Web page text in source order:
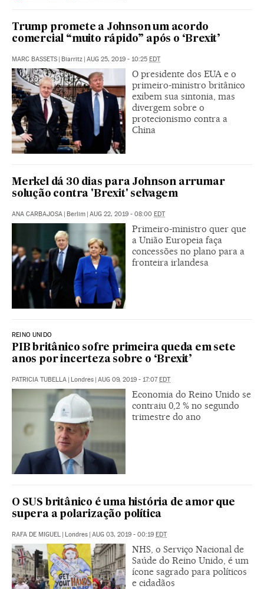
Trump promete a Johnson um acordo
comercial “muito rápido” após o ‘Brexit’
MARC BASSETS | Biarritz | AUG 25, 2019 - 10:25 EDT
O presidente dos EUA e o
primeiro-ministro britânico
exibem sua sintonia, mas
divergem sobre o
protecionismo contra a
China
Merkel dá 30 dias para Johnson arrumar
solução contra 'Brexit' selvagem
ANA CARBAJOSA | Berlim | AUG 22, 2019 - 08:00 EDT
Primeiro-ministro quer que
a União Europeia faça
concessões no plano para a
fronteira irlandesa
REINO UNIDO
PIB britânico sofre primeira queda em sete
anos por incerteza sobre o ‘Brexit’
PATRICIA TUBELLA | Londres | AUG 09, 2019 - 17:07EDT
Economia do Reino Unido se
contraiu 0,2 % no segundo
trimestre do ano
O SUS britânico é uma história de amor que
supera a polarização política
RAFA DE MIGUEL | Londres | AUG 03, 2019 - 00:19 EDT
NHS, o Serviço Nacional de
Saúde do Reino Unido, é um
ícone sagrado para políticos
e cidadãos